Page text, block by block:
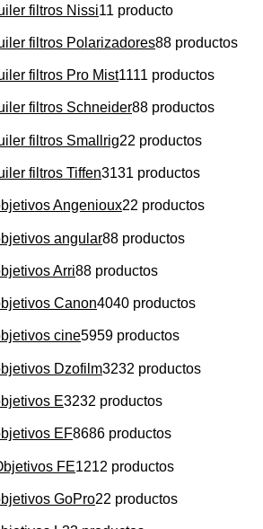
filtros Nissi11 producto
filtros Polarizadores88 productos
filtros Pro Mist1111 productos
filtros Schneider88 productos
filtros Smallrig22 productos
filtros Tiffen3131 productos
Angenioux22 productos
angular88 productos
Arri88 productos
Canon4040 productos
cine5959 productos
Dzofilm3232 productos
E3232 productos
EF8686 productos
FE1212 productos
GoPro22 productos